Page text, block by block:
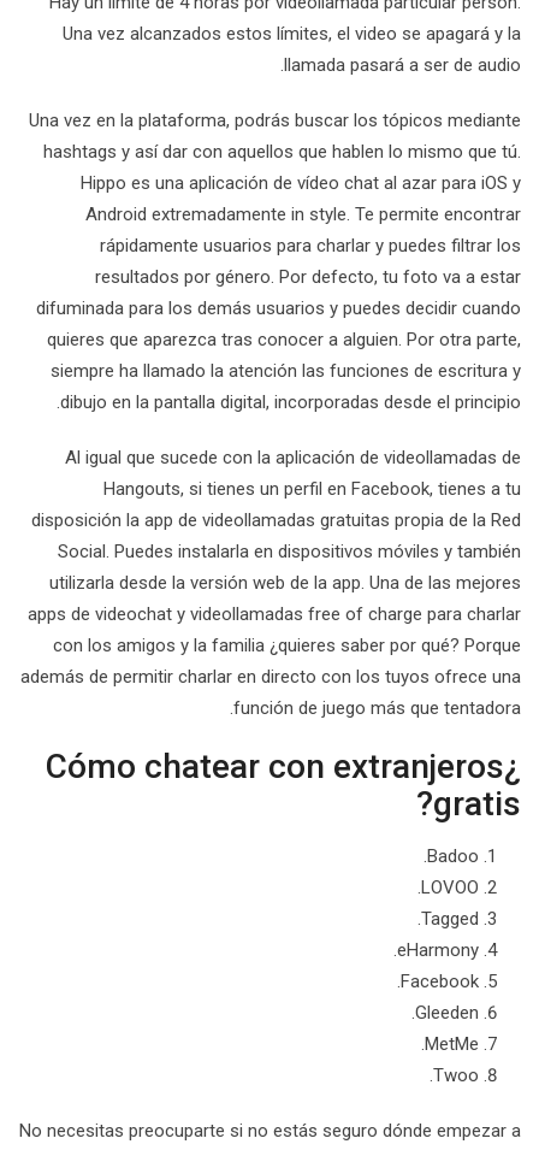
Una vez alcanzados estos límites, el video se apagará y la
llamada pasará a ser de audio.
Una vez en la plataforma, podrás buscar los tópicos mediante
hashtags y así dar con aquellos que hablen lo mismo que tú.
Hippo es una aplicación de vídeo chat al azar para iOS y
Android extremadamente in style. Te permite encontrar
rápidamente usuarios para charlar y puedes filtrar los
resultados por género. Por defecto, tu foto va a estar
difuminada para los demás usuarios y puedes decidir cuando
quieres que aparezca tras conocer a alguien. Por otra parte,
siempre ha llamado la atención las funciones de escritura y
dibujo en la pantalla digital, incorporadas desde el principio.
Al igual que sucede con la aplicación de videollamadas de
Hangouts, si tienes un perfil en Facebook, tienes a tu
disposición la app de videollamadas gratuitas propia de la Red
Social. Puedes instalarla en dispositivos móviles y también
utilizarla desde la versión web de la app. Una de las mejores
apps de videochat y videollamadas free of charge para charlar
con los amigos y la familia ¿quieres saber por qué? Porque
además de permitir charlar en directo con los tuyos ofrece una
función de juego más que tentadora.
¿Cómo chatear con extranjeros
gratis?
Badoo.
LOVOO.
Tagged.
eHarmony.
Facebook.
Gleeden.
MetMe.
Twoo.
No necesitas preocuparte si no estás seguro dónde empezar a